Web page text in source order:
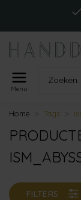
Menu
Home Tags
FILTERS